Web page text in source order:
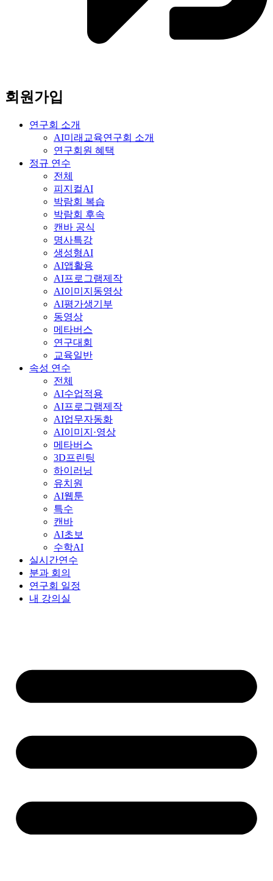
회원가입
연구회 소개
AI미래교육연구회 소개
연구회원 혜택
정규 연수
전체
피지컬AI
박람회 복습
박람회 후속
캔바 공식
명사특강
생성형AI
AI앱활용
AI프로그램제작
AI이미지동영상
AI평가생기부
동영상
메타버스
연구대회
교육일반
속성 연수
전체
AI수업적용
AI프로그램제작
AI업무자동화
AI이미지·영상
메타버스
3D프린팅
하이러닝
유치원
AI웹툰
특수
캔바
AI초보
수학AI
실시간연수
분과 회의
연구회 일정
내 강의실